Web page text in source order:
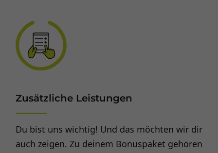
Zusätzliche Leistungen
Du bist uns wichtig! Und das möchten wir dir
auch zeigen. Zu deinem Bonuspaket gehören